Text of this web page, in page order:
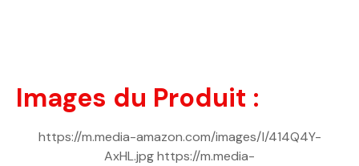
Images du Produit :
https://m.media-amazon.com/images/I/414Q4Y-
AxHL.jpg https://m.media-